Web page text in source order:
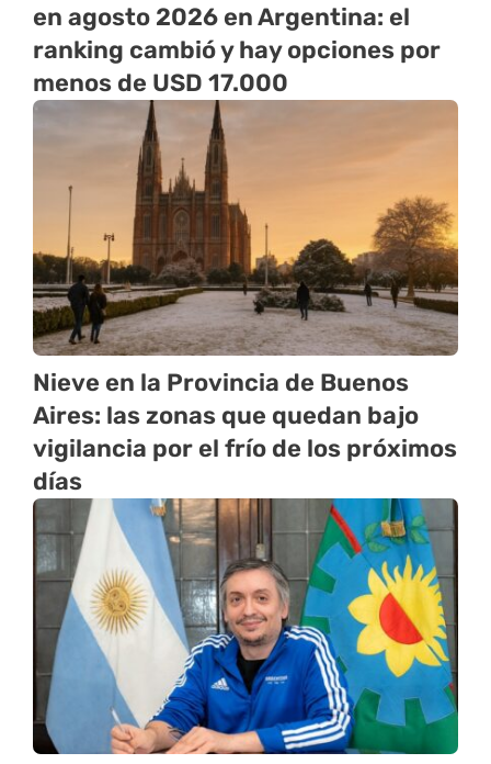
en agosto 2026 en Argentina: el
ranking cambió y hay opciones por
menos de USD 17.000
Nieve en la Provincia de Buenos
Aires: las zonas que quedan bajo
vigilancia por el frío de los próximos
días